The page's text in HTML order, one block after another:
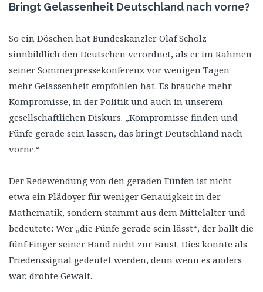
Bringt Gelassenheit Deutschland nach vorne?
So ein Döschen hat Bundeskanzler Olaf Scholz
sinnbildlich den Deutschen verordnet, als er im Rahmen
seiner Sommerpressekonferenz vor wenigen Tagen
mehr Gelassenheit empfohlen hat. Es brauche mehr
Kompromisse, in der Politik und auch in unserem
gesellschaftlichen Diskurs. „Kompromisse finden und
Fünfe gerade sein lassen, das bringt Deutschland nach
vorne.“
Der Redewendung von den geraden Fünfen ist nicht
etwa ein Plädoyer für weniger Genauigkeit in der
Mathematik, sondern stammt aus dem Mittelalter und
bedeutete: Wer „die Fünfe gerade sein lässt“, der ballt die
fünf Finger seiner Hand nicht zur Faust. Dies konnte als
Friedenssignal gedeutet werden, denn wenn es anders
war, drohte Gewalt.